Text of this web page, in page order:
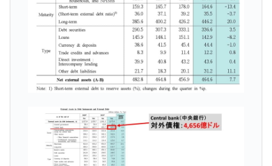
ル」まで拡大 ⇒ 海外資金の動きに強く左右される状態
『Money1』
韓国･帰ってきた李在明。李在明を支持しな
い「50.5％」に上昇
『Money1』
韓国大統領府ボンクラ政策室長が告発され
た ⇒ 国家が行った恐るべき株価操作であり、空前の国政壟
『Money1』
韓国･警察職員が「丸刈りになって抗議活
『Money1』
中国だけが鉄鋼輸出を異常増加させる ⇒ 中
国の過剰生産が世界を蝕む。